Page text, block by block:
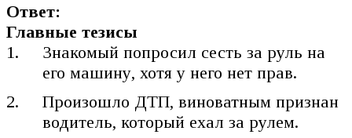
Ответ:
Главные тезисы
Знакомый попросил сесть за руль на
его машину, хотя у него нет прав.
Произошло ДТП, виноватным признан
водитель, который ехал за рулем.